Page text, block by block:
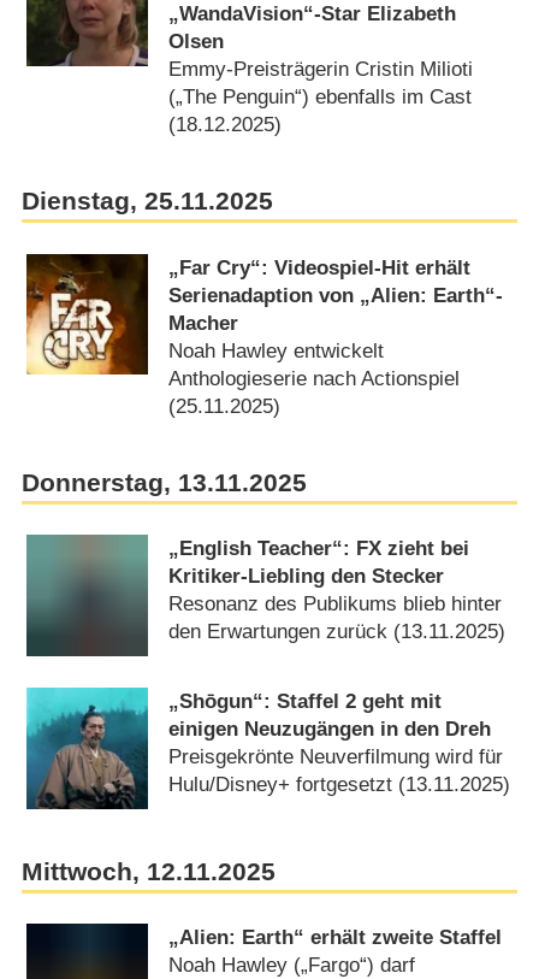
„WandaVision“-Star Elizabeth
Olsen
Emmy-Preisträgerin Cristin Milioti
(„The Penguin“) ebenfalls im Cast
(18.12.2025)
Dienstag, 25.11.2025
„Far Cry“: Videospiel-Hit erhält
Serienadaption von „Alien: Earth“-
Macher
Noah Hawley entwickelt
Anthologieserie nach Actionspiel
(25.11.2025)
Donnerstag, 13.11.2025
„English Teacher“: FX zieht bei
Kritiker-Liebling den Stecker
Resonanz des Publikums blieb hinter
den Erwartungen zurück (13.11.2025)
„Shōgun“: Staffel 2 geht mit
einigen Neuzugängen in den Dreh
Preisgekrönte Neuverfilmung wird für
Hulu/​Disney+ fortgesetzt (13.11.2025)
Mittwoch, 12.11.2025
„Alien: Earth“ erhält zweite Staffel
Noah Hawley („Fargo“) darf